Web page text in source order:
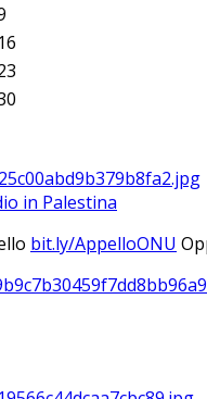
16
in Palestina
bit.ly/AppelloONU